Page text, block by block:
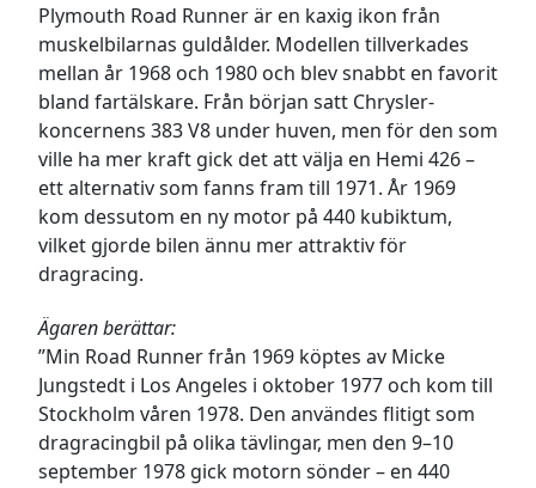
Plymouth Road Runner är en kaxig ikon från
muskelbilarnas guldålder. Modellen tillverkades
mellan år 1968 och 1980 och blev snabbt en favorit
bland fartälskare. Från början satt Chrysler-
koncernens 383 V8 under huven, men för den som
ville ha mer kraft gick det att välja en Hemi 426 –
ett alternativ som fanns fram till 1971. År 1969
kom dessutom en ny motor på 440 kubiktum,
vilket gjorde bilen ännu mer attraktiv för
dragracing.
Ägaren berättar:
”Min Road Runner från 1969 köptes av Micke
Jungstedt i Los Angeles i oktober 1977 och kom till
Stockholm våren 1978. Den användes flitigt som
dragracingbil på olika tävlingar, men den 9–10
september 1978 gick motorn sönder – en 440